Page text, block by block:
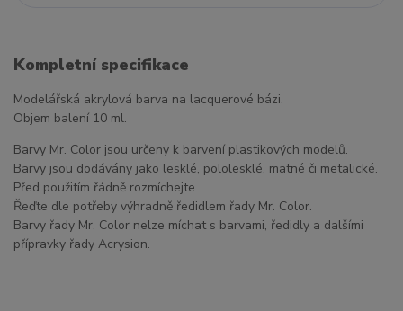
Kompletní specifikace
Modelářská akrylová barva na lacquerové bázi.
Objem balení 10 ml.
Barvy Mr. Color jsou určeny k barvení plastikových modelů.
Barvy jsou dodávány jako lesklé, pololesklé, matné či metalické.
Před použitím řádně rozmíchejte.
Řeďte dle potřeby výhradně ředidlem řady Mr. Color.
Barvy řady Mr. Color nelze míchat s barvami, ředidly a dalšími
přípravky řady Acrysion.